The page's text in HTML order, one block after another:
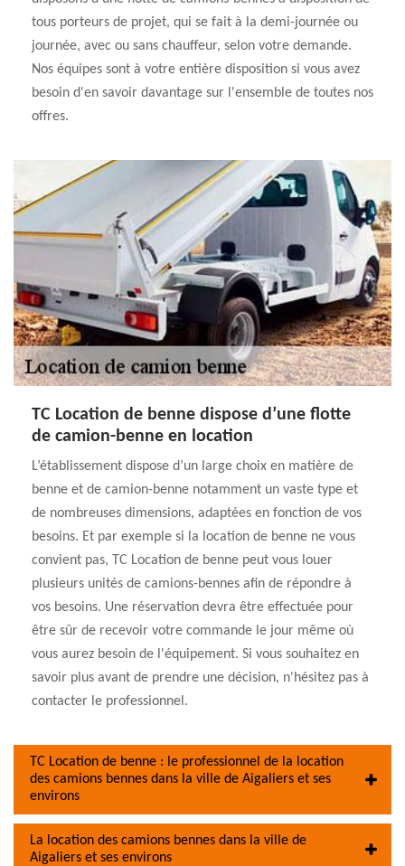
tous porteurs de projet, qui se fait à la demi-journée ou
journée, avec ou sans chauffeur, selon votre demande.
Nos équipes sont à votre entière disposition si vous avez
besoin d'en savoir davantage sur l'ensemble de toutes nos
offres.
TC Location de benne dispose d’une flotte
de camion-benne en location
L’établissement dispose d’un large choix en matière de
benne et de camion-benne notamment un vaste type et
de nombreuses dimensions, adaptées en fonction de vos
besoins. Et par exemple si la location de benne ne vous
convient pas, TC Location de benne peut vous louer
plusieurs unités de camions-bennes afin de répondre à
vos besoins. Une réservation devra être effectuée pour
être sûr de recevoir votre commande le jour même où
vous aurez besoin de l'équipement. Si vous souhaitez en
savoir plus avant de prendre une décision, n'hésitez pas à
contacter le professionnel.
TC Location de benne : le professionnel de la location
des camions bennes dans la ville de Aigaliers et ses
environs
La location des camions bennes dans la ville de
Aigaliers et ses environs